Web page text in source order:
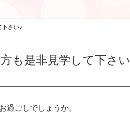
下さい♪
も是非見学して下さい
過ごしでしょうか。